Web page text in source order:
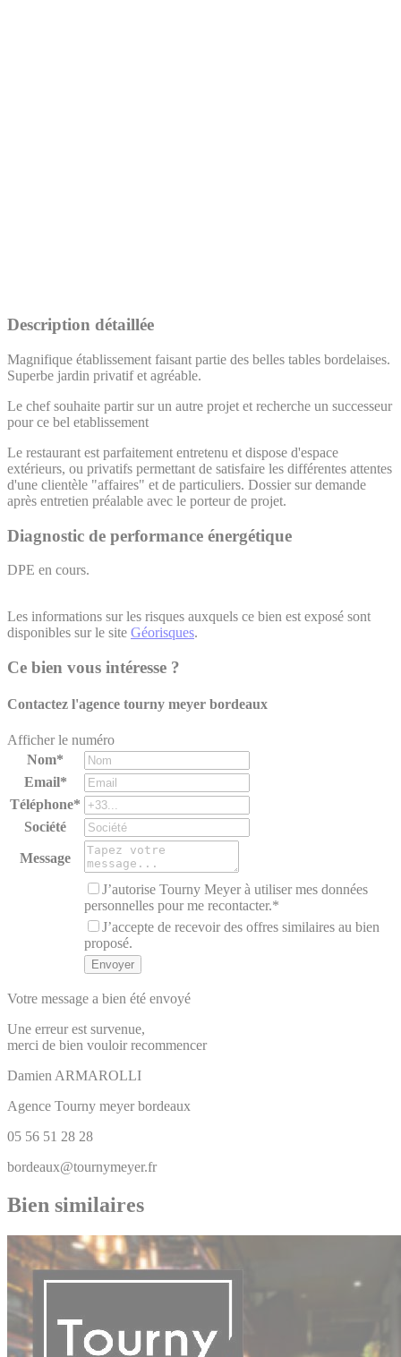
Description détaillée
Magnifique établissement faisant partie des belles tables bordelaises.
Superbe jardin privatif et agréable.
Le chef souhaite partir sur un autre projet et recherche un successeur
pour ce bel etablissement
Le restaurant est parfaitement entretenu et dispose d'espace
extérieurs, ou privatifs permettant de satisfaire les différentes attentes
d'une clientèle "affaires" et de particuliers. Dossier sur demande
après entretien préalable avec le porteur de projet.
Diagnostic de performance énergétique
DPE en cours.
Les informations sur les risques auxquels ce bien est exposé sont
disponibles sur le site Géorisques.
Ce bien vous intéresse ?
Contactez l'agence tourny meyer bordeaux
Afficher le numéro
Nom*
Email*
Téléphone*
Société
Message
J’autorise Tourny Meyer à utiliser mes données
personnelles pour me recontacter.*
J’accepte de recevoir des offres similaires au bien
proposé.
Votre message a bien été envoyé
Une erreur est survenue,
merci de bien vouloir recommencer
Damien ARMAROLLI
Agence Tourny meyer bordeaux
05 56 51 28 28
bordeaux@tournymeyer.fr
Bien similaires